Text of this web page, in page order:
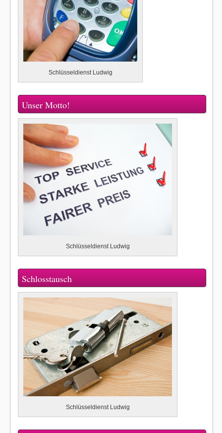
Schlüsseldienst Ludwig
Unser Motto!
Schlüsseldienst Ludwig
Schlosstausch
Schlüsseldienst Ludwig